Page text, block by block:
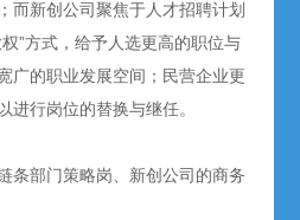
而新创公司聚焦于人才招聘计划
”方式，给予人选更高的职位与
广的职业发展空间；民营企业更
进行岗位的替换与继任。
条部门策略岗、新创公司的商务